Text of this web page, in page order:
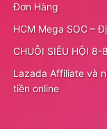
Đơn Hàng
HCM Mega SOC –
CHUỖI SIÊU HỘI 8-
Lazada Affiliate và
tiền online